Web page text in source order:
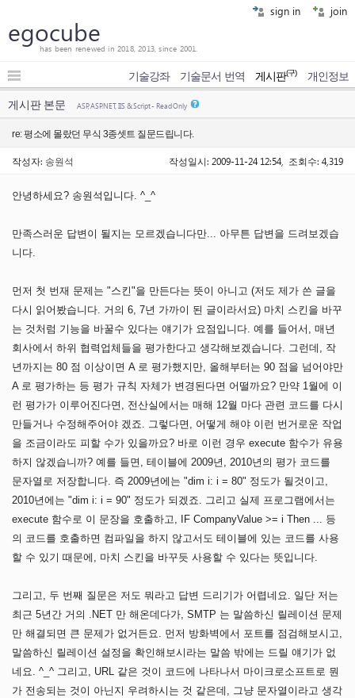
sign in join
egocube
has been renewed in 2018, 2013, since 2001.
기술강좌 기술문서 번역 게시판(구) 개인정보
게시판 본문 ASP, ASP.NET, IIS & Script - Read Only
re: 평소에 몰랐던 무식 3종셋트 질문드립니다.
작성자: 송원석 작성일시: 2009-11-24 12:54, 조회수: 4,319
안녕하세요? 송원석입니다. ^_^
만족스러운 답변이 될지는 모르겠습니다만... 아무튼 답변을 드려보겠습
니다.
먼저 첫 번재 문제는 "스킨"을 만든다는 뜻이 아니고 (저도 제가 쓴 글을
다시 읽어봤습니다. 거의 6, 7년 가까이 된 글이라서요) 마치 스킨을 바꾸
는 것처럼 기능을 바꿀수 있다는 얘기가 요점입니다. 예를 들어서, 매년
회사에서 하위 협력업체들을 평가한다고 생각해보겠습니다. 그런데, 작
년까지는 80 점 이상이면 A 로 평가했지만, 올해부터는 90 점을 넘어야만
A 로 평가하는 등 평가 규칙 자체가 변경된다면 어떨까요? 만약 1월에 이
런 평가가 이루어진다면, 전산실에서는 매해 12월 마다 관련 코드를 다시
만들거나 수정해주어야 겠죠. 그렇다면, 어떻게 해야 이런 번거로운 작업
을 조금이라도 피할 수가 있을까요? 바로 이런 경우 execute 함수가 유용
하지 않겠습니까? 예를 들면, 테이블에 2009년, 2010년의 평가 코드를
문자열로 저장합니다. 즉 2009년에는 "dim i: i = 80" 정도가 될것이고,
2010년에는 "dim i: i = 90" 정도가 되겠죠. 그리고 실제 프로그램에서는
execute 함수로 이 문장을 호출하고, IF CompanyValue >= i Then ... 등
의 코드를 호출하면 컴파일을 하지 않고서도 테이블에 있는 코드를 사용
할 수 있기 때문에, 마치 스킨을 바꾸듯 사용할 수 있다는 뜻입니다.
그리고, 두 번째 질문은 저도 뭐라고 답변 드리기가 어렵네요. 일단 저는
최근 5년간 거의 .NET 만 해온데다가, SMTP 는 말씀하신 릴레이션 문제
만 해결되면 큰 문제가 없거든요. 먼저 방화벽에서 포트를 점검해보시고,
말씀하신 릴레이션 설정을 확인해보시라는 말씀 밖에는 드릴 얘기가 없
네요. ^_^ 그리고, URL 같은 것이 코드에 나타나서 마이크로소프트로 뭔
가 전송되는 것이 아닌지 우려하시는 것 같은데, 그냥 문자열이라고 생각